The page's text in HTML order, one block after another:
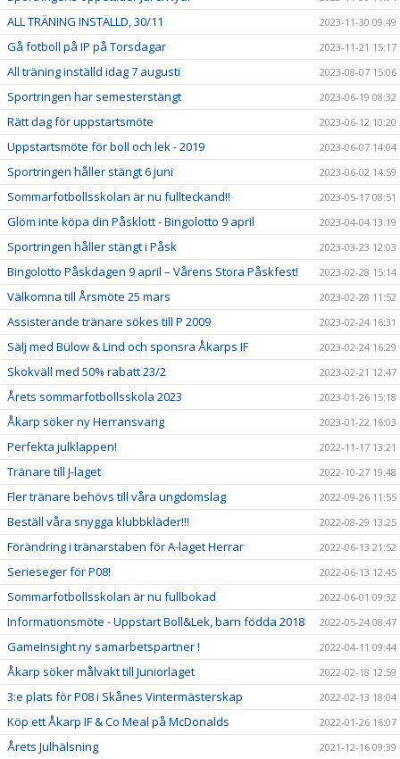
ALL TRÄNING INSTÄLLD, 30/11 2023-11-30 09:49
Gå fotboll på IP på Torsdagar 2023-11-21 15:17
All träning inställd idag 7 augusti 2023-08-07 15:06
Sportringen har semesterstängt 2023-06-19 08:32
Rätt dag för uppstartsmöte 2023-06-12 10:20
Uppstartsmöte för boll och lek - 2019 2023-06-07 14:04
Sportringen håller stängt 6 juni 2023-06-02 14:59
Sommarfotbollsskolan är nu fullteckand!! 2023-05-17 08:51
Glöm inte köpa din Påsklott - Bingolotto 9 april 2023-04-04 13:19
Sportringen håller stängt i Påsk 2023-03-23 12:03
Bingolotto Påskdagen 9 april – Vårens Stora Påskfest! 2023-02-28 15:14
Välkomna till Årsmöte 25 mars 2023-02-28 11:52
Assisterande tränare sökes till P 2009 2023-02-24 16:31
Sälj med Bülow & Lind och sponsra Åkarps IF 2023-02-24 16:29
Skokväll med 50% rabatt 23/2 2023-02-21 12:47
Årets sommarfotbollsskola 2023 2023-01-26 15:18
Åkarp söker ny Herransvarig 2023-01-22 16:03
Perfekta julklappen! 2022-11-17 13:21
Tränare till J-laget 2022-10-27 19:48
Fler tränare behövs till våra ungdomslag 2022-09-26 11:55
Beställ våra snygga klubbkläder!!! 2022-08-29 13:25
Förändring i tränarstaben för A-laget Herrar 2022-06-13 21:52
Serieseger för P08! 2022-06-13 12:45
Sommarfotbollsskolan är nu fullbokad 2022-06-01 09:32
Informationsmöte - Uppstart Boll&Lek, barn födda 2018 2022-05-24 08:47
GameInsight ny samarbetspartner ! 2022-04-11 09:44
Åkarp söker målvakt till Juniorlaget 2022-02-18 12:59
3:e plats för P08 i Skånes Vintermästerskap 2022-02-13 18:04
Köp ett Åkarp IF & Co Meal på McDonalds 2022-01-26 16:07
Årets Julhälsning 2021-12-16 09:39